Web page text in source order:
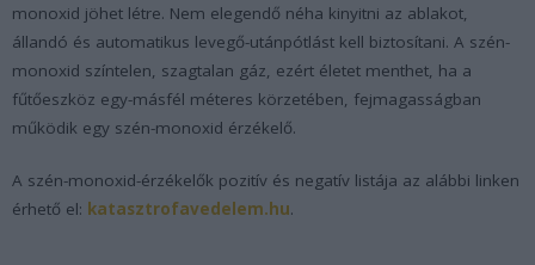
monoxid jöhet létre. Nem elegendő néha kinyitni az ablakot,
állandó és automatikus levegő-utánpótlást kell biztosítani. A szén-
monoxid színtelen, szagtalan gáz, ezért életet menthet, ha a
fűtőeszköz egy-másfél méteres körzetében, fejmagasságban
működik egy szén-monoxid érzékelő.
A szén-monoxid-érzékelők pozitív és negatív listája az alábbi linken
érhető el: katasztrofavedelem.hu.